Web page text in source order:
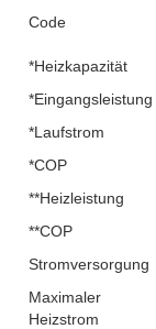
Code
*Heizkapazität
*Eingangsleistung
*Laufstrom
*COP
**Heizleistung
**COP
Stromversorgung
Maximaler
Heizstrom